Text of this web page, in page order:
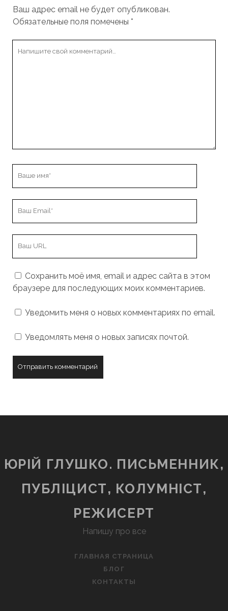
Ваш адрес email не будет опубликован.
Обязательные поля помечены *
Сохранить моё имя, email и адрес сайта в этом
браузере для последующих моих комментариев.
Уведомить меня о новых комментариях по email.
Уведомлять меня о новых записях почтой.
ЮРІЙ ГЛУШКО. ПИСЬМЕННИК,
ПУБЛІЦИСТ, КОЛУМНІСТ,
РЕЖИСЕРТ
Напишу про все
ГЛАВНАЯ СТРАНИЦА
БЛОГ
КОНТАКТЫ